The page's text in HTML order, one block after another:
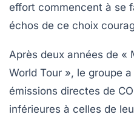
effort commencent à se
échos de ce choix
Après deux années de «
World Tour », le groupe
émissions directes de
inférieures à celles de